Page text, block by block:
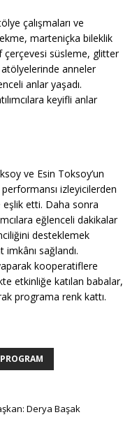
çalışmaları ve
marteniçka bileklik
çerçevesi süsleme, glitter
atölyelerinde anneler
anlar yaşadı.
keyifli anlar
ve Esin Toksoy’un
izleyicilerden
etti. Daha sonra
eğlenceli dakikalar
desteklemek
sağlandı.
kooperatiflere
etkinliğe katılan babalar,
programa renk kattı.
PROGRAM
Derya Başak